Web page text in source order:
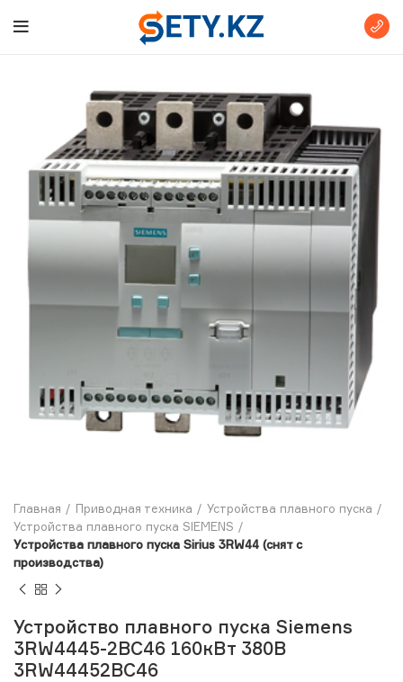
Главная Приводная техника
Устройства плавного пуска
Устройства плавного пуска SIEMENS
Устройства плавного пуска Sirius 3RW44 (снят с
производства)
Устройство плавного пуска Siemens
3RW4445-2BC46 160кВт 380В
3RW44452BC46